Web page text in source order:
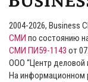
2004-2026, Business
СМИ по состоянию
СМИ ПИ59-1143 от
ООО “Центр деловой
На информационном